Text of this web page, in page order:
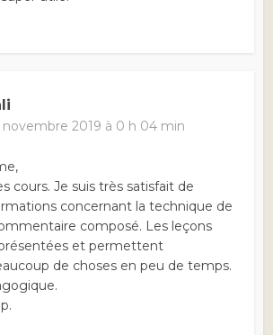
novembre 2019 à 0 h 04 min
cours. Je suis très satisfait de
concernant la technique de
composé. Les leçons
et permettent
de choses en peu de temps.